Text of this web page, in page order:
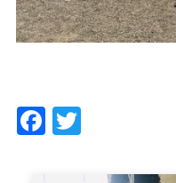
Facebook